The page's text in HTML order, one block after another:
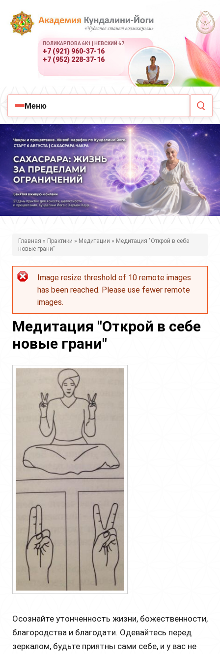
ПОЛИКАРПОВА 6К1 | НЕВСКИЙ 67
+7 (921) 960-37-16
+7 (952) 228-37-16
Меню
с
ь
Главная » Практики » Медитации » Медитация "Открой в себе
новые грани"
Сообщение
ошибке
Image resize threshold of 10 remote images
has been reached. Please use fewer remote
images.
Медитация "Открой в себе
новые грани"
Осознайте утонченность жизни, божественности,
благородства и благодати. Одевайтесь перед
зеркалом, будьте приятны сами себе, и у вас не